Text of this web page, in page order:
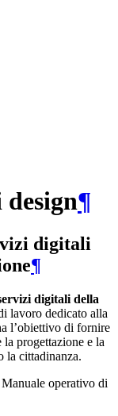
¶
digitali
¶
digitali della
lavoro dedicato alla
l’obiettivo di fornire
progettazione e la
la cittadinanza.
operativo di